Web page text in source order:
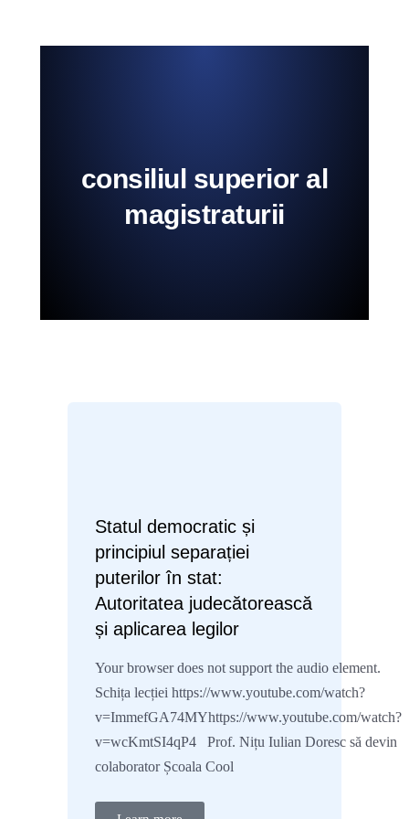
consiliul superior al
magistraturii
Statul democratic și
principiul separației
puterilor în stat:
Autoritatea judecătorească
și aplicarea legilor
Your browser does not support the audio element.
Schița lecției https://www.youtube.com/watch?
v=ImmefGA74MYhttps://www.youtube.com/watch?
v=wcKmtSI4qP4 Prof. Nițu Iulian Doresc să devin
colaborator Școala Cool